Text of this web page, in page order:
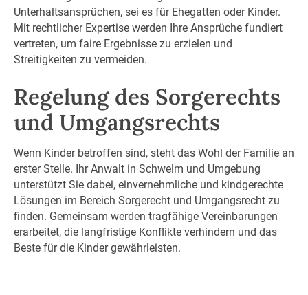
Unterhaltsansprüchen, sei es für Ehegatten oder Kinder.
Mit rechtlicher Expertise werden Ihre Ansprüche fundiert
vertreten, um faire Ergebnisse zu erzielen und
Streitigkeiten zu vermeiden.
Regelung des Sorgerechts
und Umgangsrechts
Wenn Kinder betroffen sind, steht das Wohl der Familie an
erster Stelle. Ihr Anwalt in Schwelm und Umgebung
unterstützt Sie dabei, einvernehmliche und kindgerechte
Lösungen im Bereich Sorgerecht und Umgangsrecht zu
finden. Gemeinsam werden tragfähige Vereinbarungen
erarbeitet, die langfristige Konflikte verhindern und das
Beste für die Kinder gewährleisten.